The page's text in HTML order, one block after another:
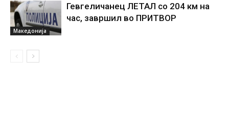
Македонија
Гевгеличанец ЛЕТАЛ со 204 км на
час, завршил во ПРИТВОР